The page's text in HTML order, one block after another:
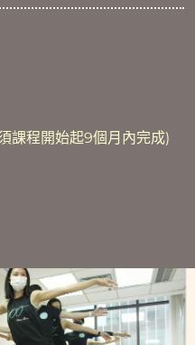
課程開始起9個月內完成)